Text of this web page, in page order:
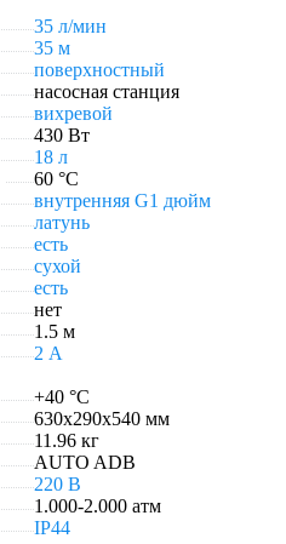
35 л/мин
35 м
поверхностный
насосная станция
вихревой
430 Вт
18 л
60 °С
внутренняя G1 дюйм
латунь
есть
сухой
есть
нет
1.5 м
2 А
+40 °С
630x290x540 мм
11.96 кг
AUTO ADB
220 В
1.000-2.000 атм
IP44